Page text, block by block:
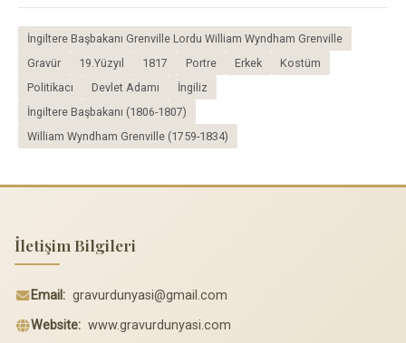
İngiltere Başbakanı Grenville Lordu William Wyndham Grenville
Gravür
19.Yüzyıl 1817 Portre Erkek
Kostüm
Politikacı
Devlet Adamı
İngiliz
İngiltere Başbakanı (1806-1807)
William Wyndham Grenville (1759-1834)
İletişim Bilgileri
Email: gravurdunyasi@gmail.com
Website: www.gravurdunyasi.com